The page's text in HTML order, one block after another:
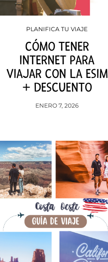
PLANIFICA TU VIAJE
CÓMO TENER
INTERNET PARA
VIAJAR CON LA ESIM
+ DESCUENTO
ENERO 7, 2026